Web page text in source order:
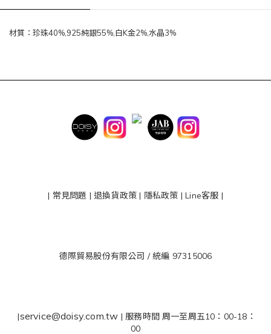
材質：珍珠40%,925純銀55%,白K金2%,水晶3%
| 常見問題 | 退換貨政策 | 隱私政策 |Line客服 |
德際貿易股份有限公司 / 統編 97315006
|service@doisy.com.tw | 服務時間 周一至周五10：00-18：
00